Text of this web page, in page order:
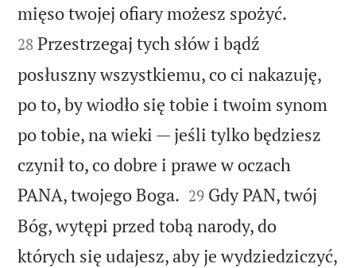
mięso twojej ofiary możesz spożyć.
28 Przestrzegaj tych słów i bądź
posłuszny wszystkiemu, co ci nakazuję,
po to, by wiodło się tobie i twoim synom
po tobie, na wieki — jeśli tylko będziesz
czynił to, co dobre i prawe w oczach
PANA, twojego Boga. 

29 Gdy PAN, twój
Bóg, wytępi przed tobą narody, do
których się udajesz, aby je wydziedziczyć,